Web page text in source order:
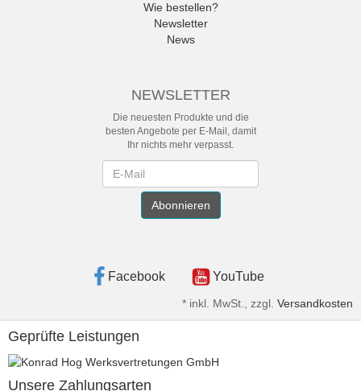
Wie bestellen?
Newsletter
News
NEWSLETTER
Die neuesten Produkte und die
besten Angebote per E-Mail, damit
Ihr nichts mehr verpasst.
Abonnieren
Facebook YouTube
* inkl. MwSt., zzgl. Versandkosten
Geprüfte Leistungen
Unsere Zahlungsarten